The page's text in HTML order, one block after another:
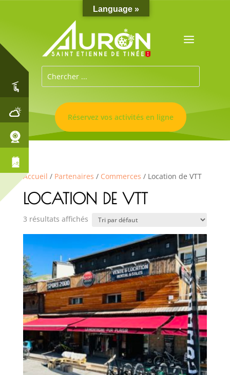
Réservez vos activités en ligne
Accueil / Partenaires / Commerces / Location de VTT
LOCATION DE VTT
3 résultats affichés
Language »